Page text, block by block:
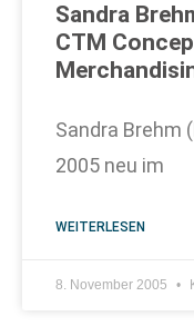
Sandra
CTM
Sandra Brehm
2005 neu im
WEITERLESEN
8. November 2005